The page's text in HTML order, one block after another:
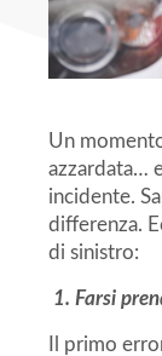
Un
azzardata…
incidente.
differenza.
di sinistro:
1. Farsi
Il primo